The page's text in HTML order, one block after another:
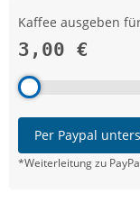
Kaffee ausgeben
3,00 €
Per Paypal
*Weiterleitung zu